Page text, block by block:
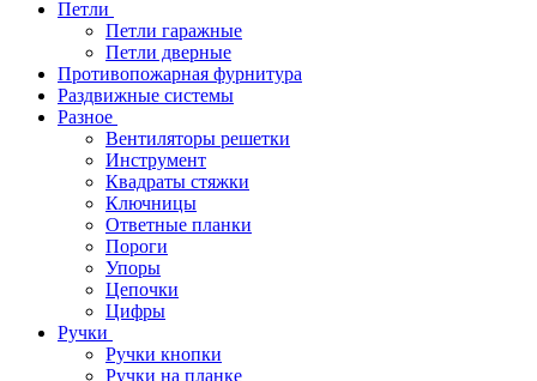
Петли
Петли гаражные
Петли дверные
Противопожарная фурнитура
Раздвижные системы
Разное
Вентиляторы решетки
Инструмент
Квадраты стяжки
Ключницы
Ответные планки
Пороги
Упоры
Цепочки
Цифры
Ручки
Ручки кнопки
Ручки на планке